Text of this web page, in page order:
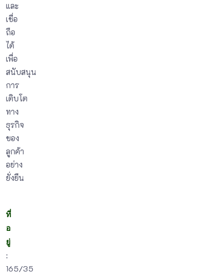
และ
เชื่อ
ถือ
ได้
เพื่อ
สนับสนุน
การ
เติบโต
ทาง
ธุรกิจ
ของ
ลูกค้า
อย่าง
ยั่งยืน
ที่
อ
ยู่
:
165/35